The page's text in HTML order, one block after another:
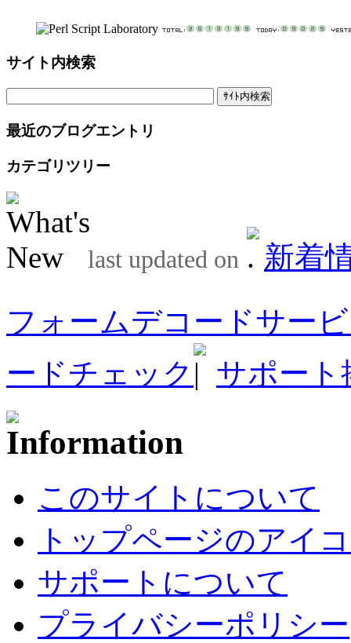
サイト内検索
最近のブログエントリ
カテゴリツリー
last updated on
新着
フォームデコードサー
ードチェック
サポート
このサイトについて
トップページのアイ
サポートについて
プライバシーポリシー